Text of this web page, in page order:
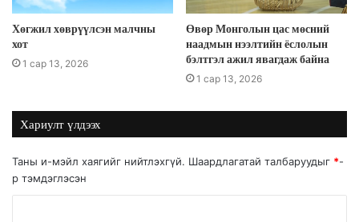
Хөгжил хөврүүлсэн малчны
хот
1 сар 13, 2026
Өвөр Монголын цас мөсний
наадмын нээлтийн ёслолын
бэлтгэл ажил явагдаж байна
1 сар 13, 2026
Хариулт үлдээх
Таны и-мэйл хаягийг нийтлэхгүй. Шаардлагатай талбаруудыг *-
р тэмдэглэсэн